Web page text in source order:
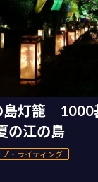
島灯籠 1000
の江の島
・ライティング